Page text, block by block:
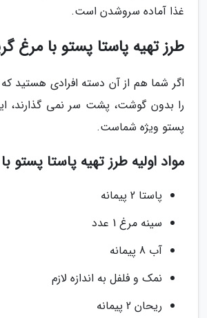
غذا آماده سروشدن است.
طرز تهیه پاستا پستو با مرغ
اگر شما هم از آن دسته افرادی هستید
را بدون گوشت، پشت سر نمی گذارند،
پستو ویژه شماست.
مواد اولیه طرز تهیه پاستا پستو
پاستا 2 پیمانه
سینه مرغ 1 عدد
آب 8 پیمانه
نمک و فلفل به اندازه لازم
ریحان 2 پیمانه